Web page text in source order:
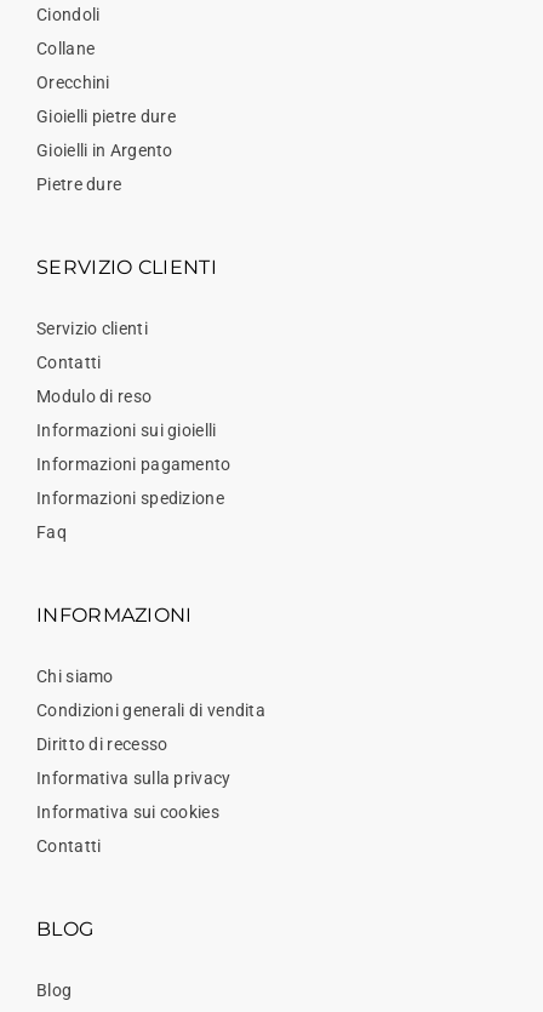
Ciondoli
Collane
Orecchini
Gioielli pietre dure
Gioielli in Argento
Pietre dure
SERVIZIO CLIENTI
Servizio clienti
Contatti
Modulo di reso
Informazioni sui gioielli
Informazioni pagamento
Informazioni spedizione
Faq
INFORMAZIONI
Chi siamo
Condizioni generali di vendita
Diritto di recesso
Informativa sulla privacy
Informativa sui cookies
Contatti
BLOG
Blog